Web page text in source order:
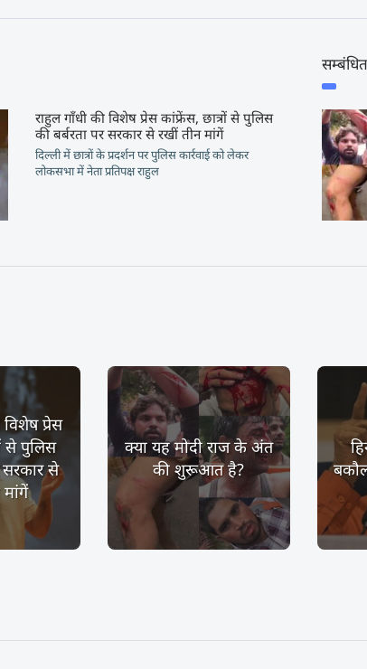
राहुल गाँधी की विशेष प्रेस कांफ्रेंस, छात्रों से पुलिस
की बर्बरता पर सरकार से रखीं तीन मांगें
दिल्ली में छात्रों के प्रदर्शन पर पुलिस कार्रवाई को लेकर
लोकसभा में नेता प्रतिपक्ष राहुल
प्रेस
से पुलिस
सरकार से
मांगें
क्या यह मोदी राज के अंत
की शुरूआत है?